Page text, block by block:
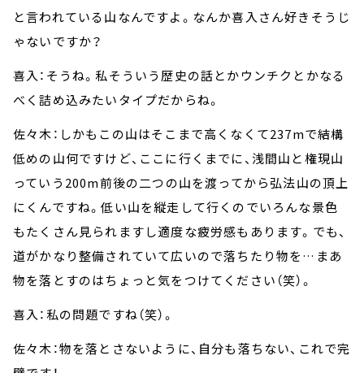
と言われている山なんですよ。なんか喜入さん好きそうじ
ゃないですか？
喜入：そうね。私そういう歴史の話とかウンチクとかなる
べく詰め込みたいタイプだからね。
佐々木：しかもこの山はそこまで高くなくて237mで結構
低めの山何ですけど、ここに行くまでに、浅間山と権現山
っていう200m前後の二つの山を渡ってから弘法山の頂上
にくんですね。低い山を縦走して行くのでいろんな景色
もたくさん見られますし適度な疲労感もあります。でも、
道がかなり整備されていて広いので落ちたり物を…まあ
物を落とすのはちょっと気をつけてください（笑）。
喜入：私の問題ですね（笑）。
佐々木：物を落とさないように、自分も落ちない、これで完